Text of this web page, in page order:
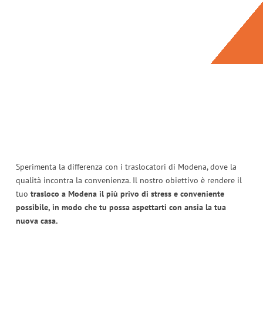
Sperimenta la differenza con i traslocatori di Modena, dove la
qualità incontra la convenienza. Il nostro obiettivo è rendere il
tuo trasloco a Modena il più privo di stress e conveniente
possibile, in modo che tu possa aspettarti con ansia la tua
nuova casa.